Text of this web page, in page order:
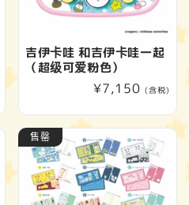
吉伊卡哇 和吉伊卡哇一起
（超级可爱粉色）
常
价
格
¥7,150 (含税)
售罄